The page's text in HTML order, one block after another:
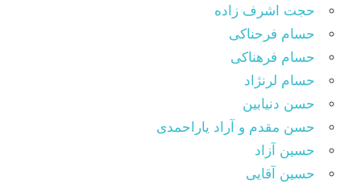
حجت اشرف زاده
حسام فرحناکی
حسام فرهناکی
حسام لرنژاد
حسن دنیابین
حسن مقدم و آراد یاراحمدی
حسین آزاد
حسین آقایی